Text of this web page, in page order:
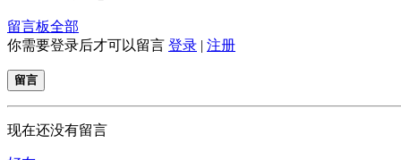
留言板全部
你需要登录后才可以留言 登录 | 注册
留言
现在还没有留言